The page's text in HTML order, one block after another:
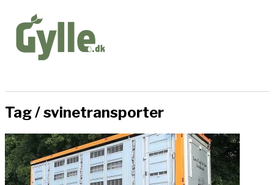
Tag /svinetransporter